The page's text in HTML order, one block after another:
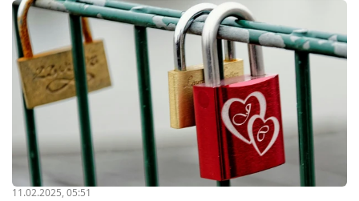
11.02.2025, 05:51